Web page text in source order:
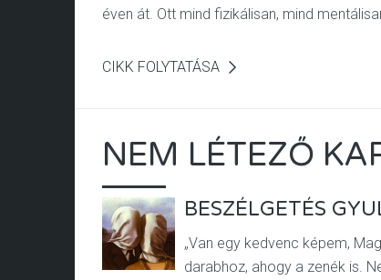
éven át. Ott mind fizikálisan, mind
CIKK FOLYTATÁSA
NEM LÉTEZŐ
BESZÉLGETÉS
„Van egy kedvenc képem,
darabhoz, ahogy a zenék is.